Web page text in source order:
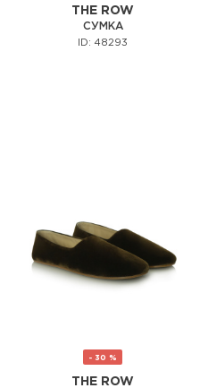
THE ROW
СУМКА
ID: 48293
- 30 %
THE ROW